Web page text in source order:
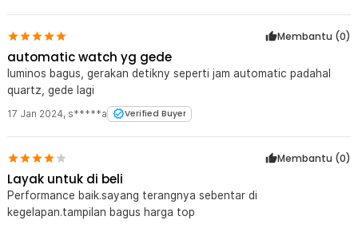
Membantu (0)
automatic watch yg gede
luminos bagus, gerakan detikny seperti jam automatic padahal
quartz, gede lagi
17 Jan 2024, s*****a Verified Buyer
Membantu (0)
Layak untuk di beli
Performance baik.sayang terangnya sebentar di
kegelapan.tampilan bagus harga top